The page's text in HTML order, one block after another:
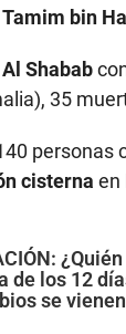
Tamim bin
Al Shabab
35
personas
cisterna en
de los 12
se